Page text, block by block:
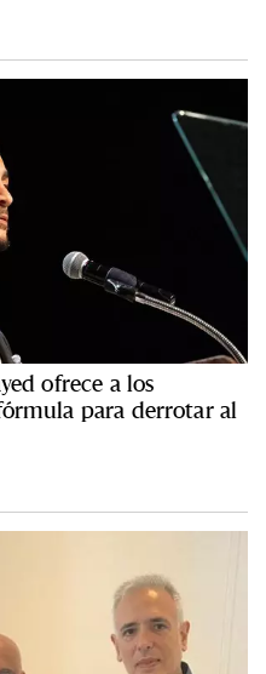
ofrece a los
para derrotar al